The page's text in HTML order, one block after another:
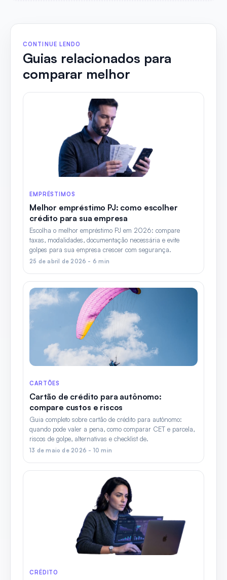
CONTINUE LENDO
Guias relacionados para
comparar melhor
EMPRÉSTIMOS
Melhor empréstimo PJ: como escolher
crédito para sua empresa
Escolha o melhor empréstimo PJ em 2026: compare
taxas, modalidades, documentação necessária e evite
golpes para sua empresa crescer com segurança.
25 de abril de 2026 - 6 min
CARTÕES
Cartão de crédito para autônomo:
compare custos e riscos
Guia completo sobre cartão de crédito para autônomo:
quando pode valer a pena, como comparar CET e parcela,
riscos de golpe, alternativas e checklist de.
13 de maio de 2026 - 10 min
CRÉDITO